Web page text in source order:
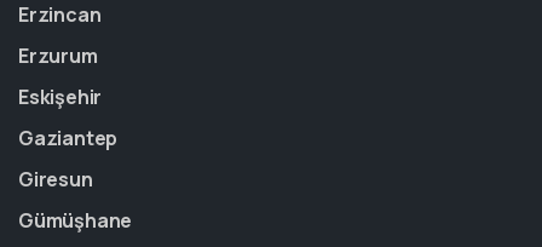
Erzincan
Erzurum
Eskişehir
Gaziantep
Giresun
Gümüşhane